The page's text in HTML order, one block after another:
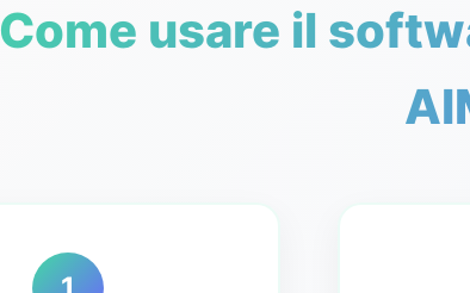
Come usare il